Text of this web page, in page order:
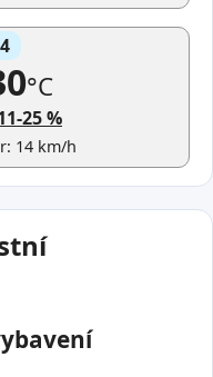
°C
25 %
14 km/h